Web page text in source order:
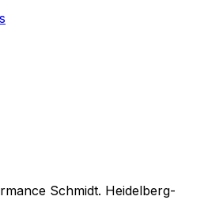
Schmidt. Heidelberg-